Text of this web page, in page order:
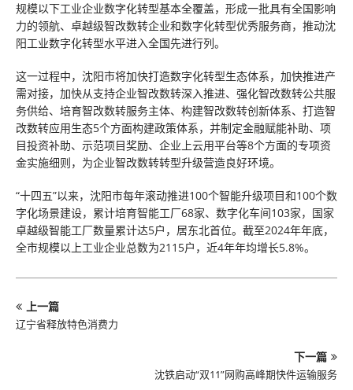
规模以下工业企业数字化转型基本全覆盖，形成一批具有全国影响
力的领航、卓越级智改数转企业和数字化转型优秀服务商，推动沈
阳工业数字化转型水平进入全国先进行列。
这一过程中，沈阳市将加快打造数字化转型生态体系，加快推进产
需对接，加快从支持企业智改数转深入推进、强化智改数转公共服
务供给、培育智改数转服务主体、构建智改数转创新体系、打造智
改数转应用生态5个方面构建政策体系，并制定金融赋能补助、项
目投资补助、示范项目奖励、企业上云用平台等8个方面的专项资
金实施细则，为企业智改数转转型升级营造良好环境。
“十四五”以来，沈阳市每年滚动推进100个智能升级项目和100个数
字化场景建设，累计培育智能工厂68家、数字化车间103家，国家
卓越级智能工厂数量累计达5户，居东北首位。截至2024年年底，
全市规模以上工业企业总数为2115户，近4年年均增长5.8%。
上一篇
辽宁省释放特色消费力
下一篇
沈铁启动“双11”网购高峰期快件运输服务